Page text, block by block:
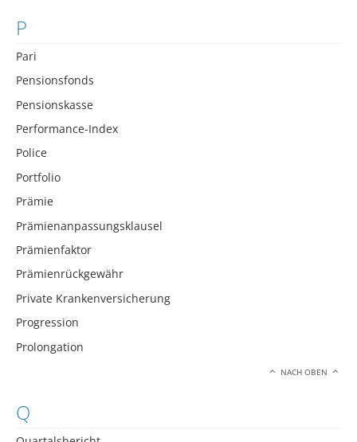
P
Pari
Pensionsfonds
Pensionskasse
Performance-Index
Police
Portfolio
Prämie
Prämienanpassungsklausel
Prämienfaktor
Prämienrückgewähr
Private Krankenversicherung
Progression
Prolongation
NACH OBEN
Q